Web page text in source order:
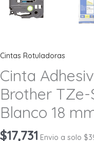
Cintas Rotuladoras
Cinta
Brother TZe-
Blanco 18
$17,731 Envio a solo